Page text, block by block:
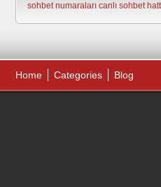
sohbet numaraları canlı sohbet
Home Categories Blog